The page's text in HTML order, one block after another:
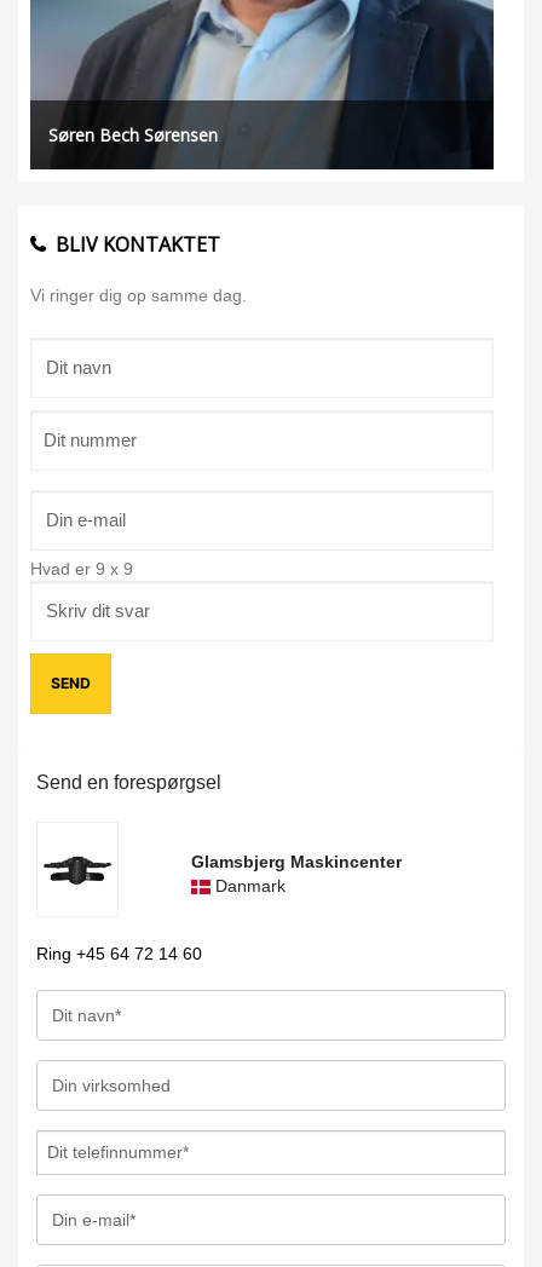
Søren Bech Sørensen
BLIV KONTAKTET
Vi ringer dig op samme dag.
Hvad er 9 x 9
Send en forespørgsel
Glamsbjerg Maskincenter
Danmark
Ring +45 64 72 14 60